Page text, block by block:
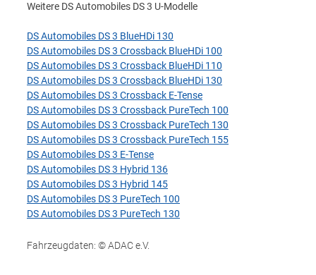
Weitere DS Automobiles DS 3 U-Modelle
DS Automobiles DS 3 BlueHDi 130
DS Automobiles DS 3 Crossback BlueHDi 100
DS Automobiles DS 3 Crossback BlueHDi 110
DS Automobiles DS 3 Crossback BlueHDi 130
DS Automobiles DS 3 Crossback E-Tense
DS Automobiles DS 3 Crossback PureTech 100
DS Automobiles DS 3 Crossback PureTech 130
DS Automobiles DS 3 Crossback PureTech 155
DS Automobiles DS 3 E-Tense
DS Automobiles DS 3 Hybrid 136
DS Automobiles DS 3 Hybrid 145
DS Automobiles DS 3 PureTech 100
DS Automobiles DS 3 PureTech 130
Fahrzeugdaten: © ADAC e.V.